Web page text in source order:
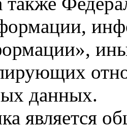
данных.
является